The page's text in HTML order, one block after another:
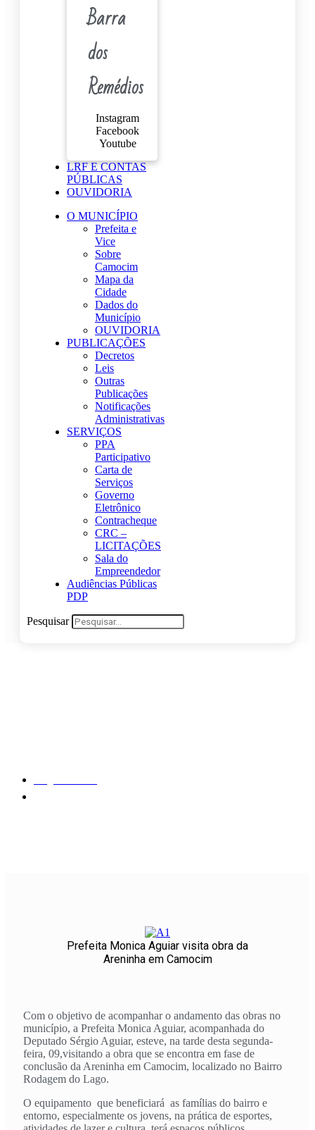
Barra
dos
Remédios
Instagram
Facebook
Youtube
LRF E CONTAS
PÚBLICAS
OUVIDORIA
O MUNICÍPIO
Prefeita e
Vice
Sobre
Camocim
Mapa da
Cidade
Dados do
Município
OUVIDORIA
PUBLICAÇÕES
Decretos
Leis
Outras
Publicações
Notificações
Administrativas
SERVIÇOS
PPA
Participativo
Carta de
Serviços
Governo
Eletrônico
Contracheque
CRC –
LICITAÇÕES
Sala do
Empreendedor
Audiências Públicas
PDP
Pesquisar
Página Inicial
Prefeita Monica Aguiar visita obra da
Areninha em Camocim
Com o objetivo de acompanhar o andamento das obras no
município, a Prefeita Monica Aguiar, acompanhada do
Deputado Sérgio Aguiar, esteve, na tarde desta segunda-
feira, 09,visitando a obra que se encontra em fase de
conclusão da Areninha em Camocim, localizado no Bairro
Rodagem do Lago.
O equipamento que beneficiará as famílias do bairro e
entorno, especialmente os jovens, na prática de esportes,